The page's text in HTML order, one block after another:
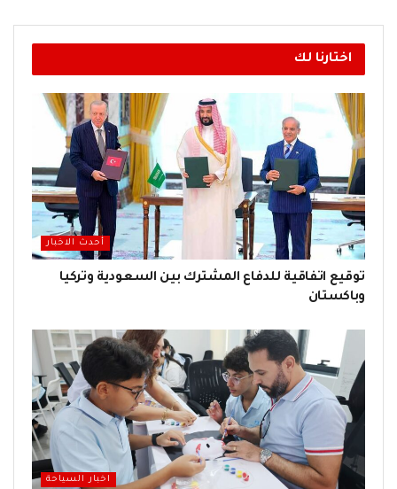
اختارنا لك
أحدث الاخبار
توقيع اتفاقية للدفاع المشترك بين السعودية وتركيا
وباكستان
اخبار السياحة